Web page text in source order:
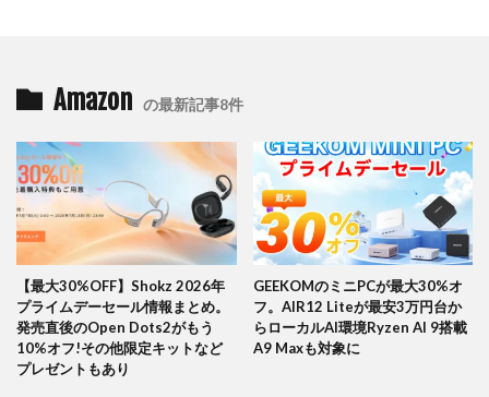
Amazon の最新記事8件
【最大30%OFF】Shokz 2026年
プライムデーセール情報まとめ。
発売直後のOpen Dots2がもう
10%オフ!その他限定キットなど
プレゼントもあり
GEEKOMのミニPCが最大30%オ
フ。AIR12 Liteが最安3万円台か
らローカルAI環境Ryzen AI 9搭載
A9 Maxも対象に